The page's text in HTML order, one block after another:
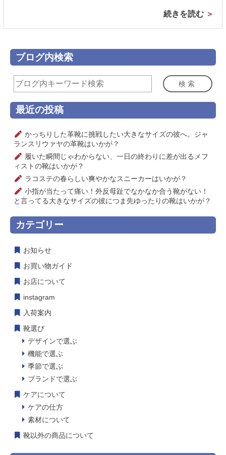
続きを読む
ブログ内検索
検索
最近の投稿
かっちりした革靴に挑戦したい大きなサイズの彼へ。ジャ
ランスリウァヤの革靴はいかが？
履いた瞬間じゃわからない、一日の終わりに差が出るメフ
ィストの靴はいかが？
ラコステの春らしい爽やかなスニーカーはいかが？
小指が当たって痛い！外反母趾でなかなか合う靴がない！
と言ってる大きなサイズの彼につま先ゆったりの靴はいかが？
カテゴリー
お知らせ
お買い物ガイド
お店について
instagram
入荷案内
靴選び
デザインで選ぶ
機能で選ぶ
季節で選ぶ
ブランドで選ぶ
ケアについて
ケアの仕方
素材について
靴以外の商品について